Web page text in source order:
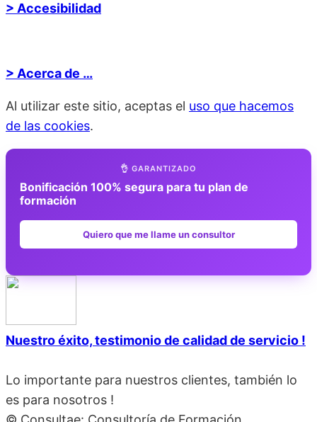
> Accesibilidad
> Acerca de …
Al utilizar este sitio, aceptas el uso que hacemos
de las cookies.
👌 GARANTIZADO
Bonificación 100% segura para tu plan de
formación
Quiero que me llame un consultor
Nuestro éxito, testimonio de calidad de servicio !
Lo importante para nuestros clientes, también lo
es para nosotros !